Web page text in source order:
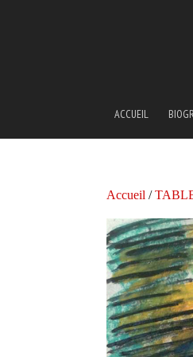
ACCUEIL
Accueil /